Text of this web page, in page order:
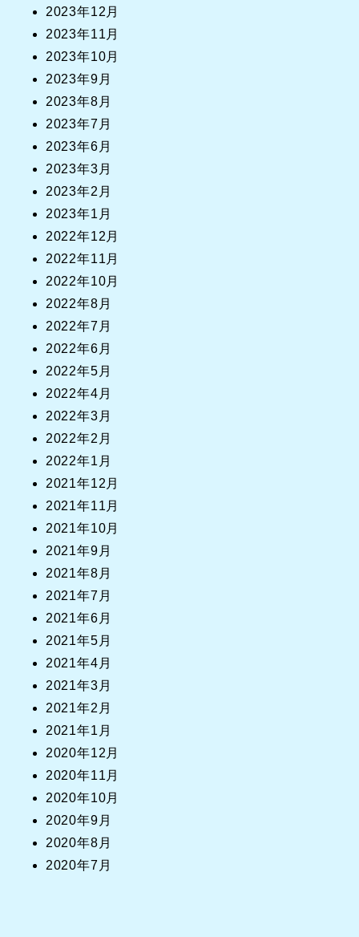
2023年12月
2023年11月
2023年10月
2023年9月
2023年8月
2023年7月
2023年6月
2023年3月
2023年2月
2023年1月
2022年12月
2022年11月
2022年10月
2022年8月
2022年7月
2022年6月
2022年5月
2022年4月
2022年3月
2022年2月
2022年1月
2021年12月
2021年11月
2021年10月
2021年9月
2021年8月
2021年7月
2021年6月
2021年5月
2021年4月
2021年3月
2021年2月
2021年1月
2020年12月
2020年11月
2020年10月
2020年9月
2020年8月
2020年7月